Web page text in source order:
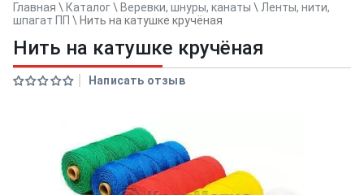
Главная \ Каталог\ Веревки, шнуры, канаты \ Ленты, нити,
шпагат ПП \ Нить на катушке кручёная
Нить на катушке кручёная
Написать отзыв